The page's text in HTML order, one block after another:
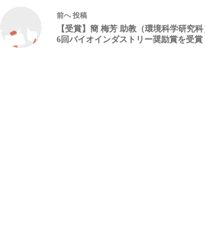
前へ投稿
【受賞】簡 梅芳 助教（環境科学研究
6回バイオインダストリー奨励賞を受賞